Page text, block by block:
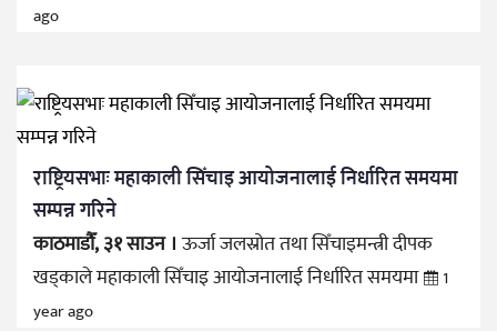
ago
राष्ट्रियसभाः महाकाली सिँचाइ आयोजनालाई निर्धारित समयमा
सम्पन्न गरिने
काठमाडौँ, ३१ साउन ।ऊर्जा जलस्रोत तथा सिँचाइमन्त्री दीपक
खड्काले महाकाली सिँचाइ आयोजनालाई निर्धारित समयमा
1
year ago